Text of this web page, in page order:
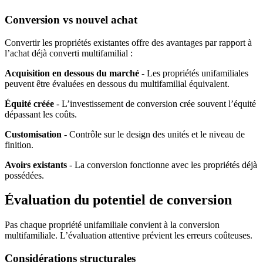
Conversion vs nouvel achat
Convertir les propriétés existantes offre des avantages par rapport à
l’achat déjà converti multifamilial :
Acquisition en dessous du marché - Les propriétés unifamiliales
peuvent être évaluées en dessous du multifamilial équivalent.
Équité créée - L’investissement de conversion crée souvent l’équité
dépassant les coûts.
Customisation - Contrôle sur le design des unités et le niveau de
finition.
Avoirs existants - La conversion fonctionne avec les propriétés déjà
possédées.
Évaluation du potentiel de conversion
Pas chaque propriété unifamiliale convient à la conversion
multifamiliale. L’évaluation attentive prévient les erreurs coûteuses.
Considérations structurales